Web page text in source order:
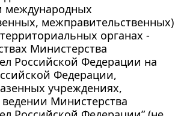
международных
межправительственных)
органах -
Министерства
Российской Федерации на
Федерации,
учреждениях,
Министерства